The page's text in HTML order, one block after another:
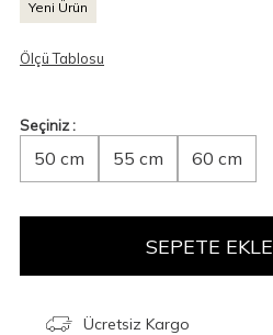
Yeni Ürün
Ölçü Tablosu
Seçiniz :
50 cm 55 cm 60 cm
SEPETE EKLE
Ücretsiz Kargo